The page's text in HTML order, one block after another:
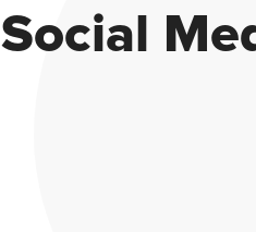
Social